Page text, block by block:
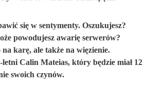
się w sentymenty. Oszukujesz?
powodujesz awarię serwerów?
karę, ale także na więzienie.
letni Calin Mateias, który będzie miał 12
swoich czynów.